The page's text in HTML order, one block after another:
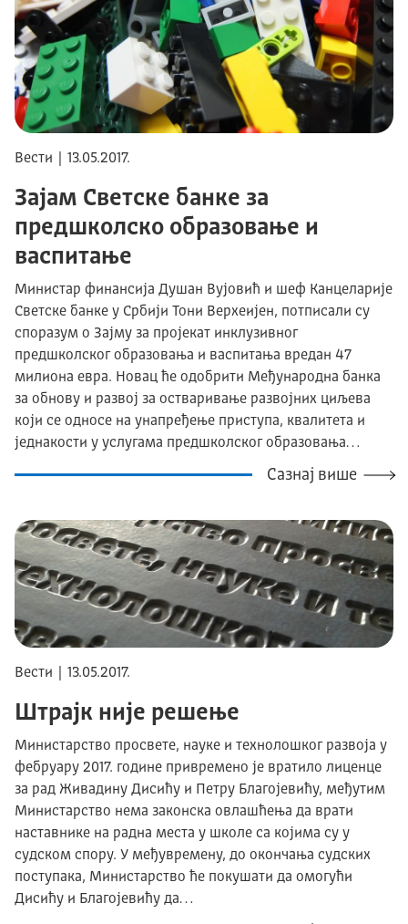
Вести | 13.05.2017.
Зајам Светске банке за
предшколско образовање и
васпитање
Министар финансија Душан Вујовић и шеф Канцеларије
Светске банке у Србији Тони Верхеијен, потписали су
споразум о Зајму за пројекат инклузивног
предшколског образовања и васпитања вредан 47
милиона евра. Новац ће одобрити Међународна банка
за обнову и развој за остваривање развојних циљева
који се односе на унапређење приступа, квалитета и
једнакости у услугама предшколског образовања…
Сазнај више
Вести | 13.05.2017.
Штрајк није решење
Министарство просвете, науке и технолошког развоја у
фебруару 2017. године привремено је вратило лиценце
за рад Живадину Дисићу и Петру Благојевићу, међутим
Министарство нема законска овлашћења да врати
наставнике на радна места у школе са којима су у
судском спору. У међувремену, до окончања судских
поступака, Министарство ће покушати да омогући
Дисићу и Благојевићу да…